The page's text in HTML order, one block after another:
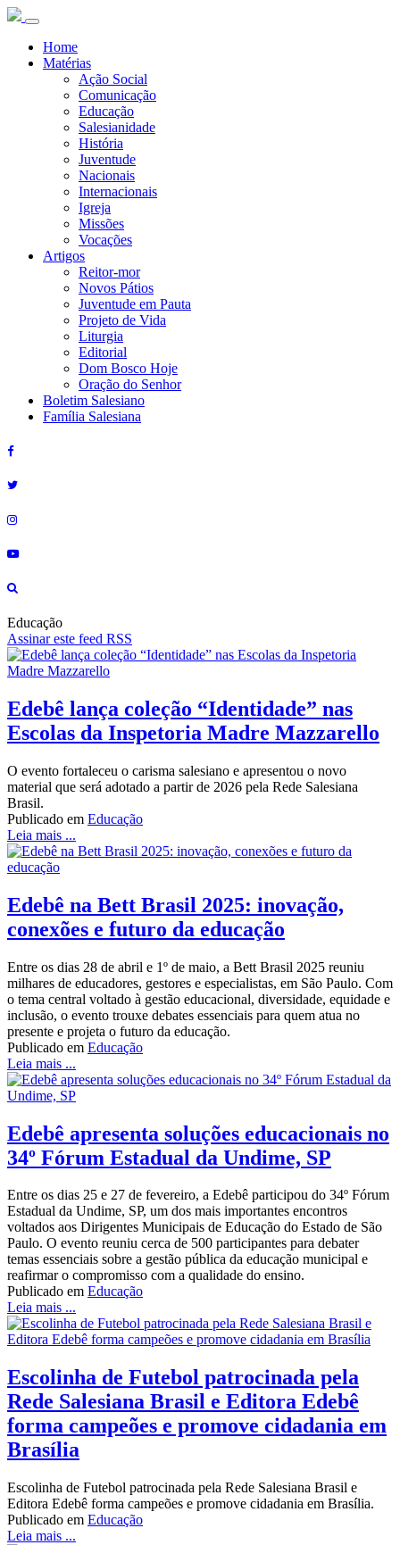
Home
Matérias
Ação Social
Comunicação
Educação
Salesianidade
História
Juventude
Nacionais
Internacionais
Igreja
Missões
Vocações
Artigos
Reitor-mor
Novos Pátios
Juventude em Pauta
Projeto de Vida
Liturgia
Editorial
Dom Bosco Hoje
Oração do Senhor
Boletim Salesiano
Família Salesiana
Educação
Assinar este feed RSS
Edebê lança coleção “Identidade” nas
Escolas da Inspetoria Madre Mazzarello
O evento fortaleceu o carisma salesiano e apresentou o novo
material que será adotado a partir de 2026 pela Rede Salesiana
Brasil.
Publicado em Educação
Leia mais ...
Edebê na Bett Brasil 2025: inovação,
conexões e futuro da educação
Entre os dias 28 de abril e 1º de maio, a Bett Brasil 2025 reuniu
milhares de educadores, gestores e especialistas, em São Paulo. Com
o tema central voltado à gestão educacional, diversidade, equidade e
inclusão, o evento trouxe debates essenciais para quem atua no
presente e projeta o futuro da educação.
Publicado em Educação
Leia mais ...
Edebê apresenta soluções educacionais no
34º Fórum Estadual da Undime, SP
Entre os dias 25 e 27 de fevereiro, a Edebê participou do 34º Fórum
Estadual da Undime, SP, um dos mais importantes encontros
voltados aos Dirigentes Municipais de Educação do Estado de São
Paulo. O evento reuniu cerca de 500 participantes para debater
temas essenciais sobre a gestão pública da educação municipal e
reafirmar o compromisso com a qualidade do ensino.
Publicado em Educação
Leia mais ...
Escolinha de Futebol patrocinada pela
Rede Salesiana Brasil e Editora Edebê
forma campeões e promove cidadania em
Brasília
Escolinha de Futebol patrocinada pela Rede Salesiana Brasil e
Editora Edebê forma campeões e promove cidadania em Brasília.
Publicado em Educação
Leia mais ...